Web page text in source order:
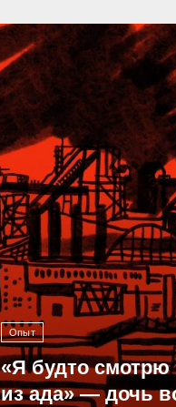
Опыт
«Я будто
из ада» — дочь
39 293